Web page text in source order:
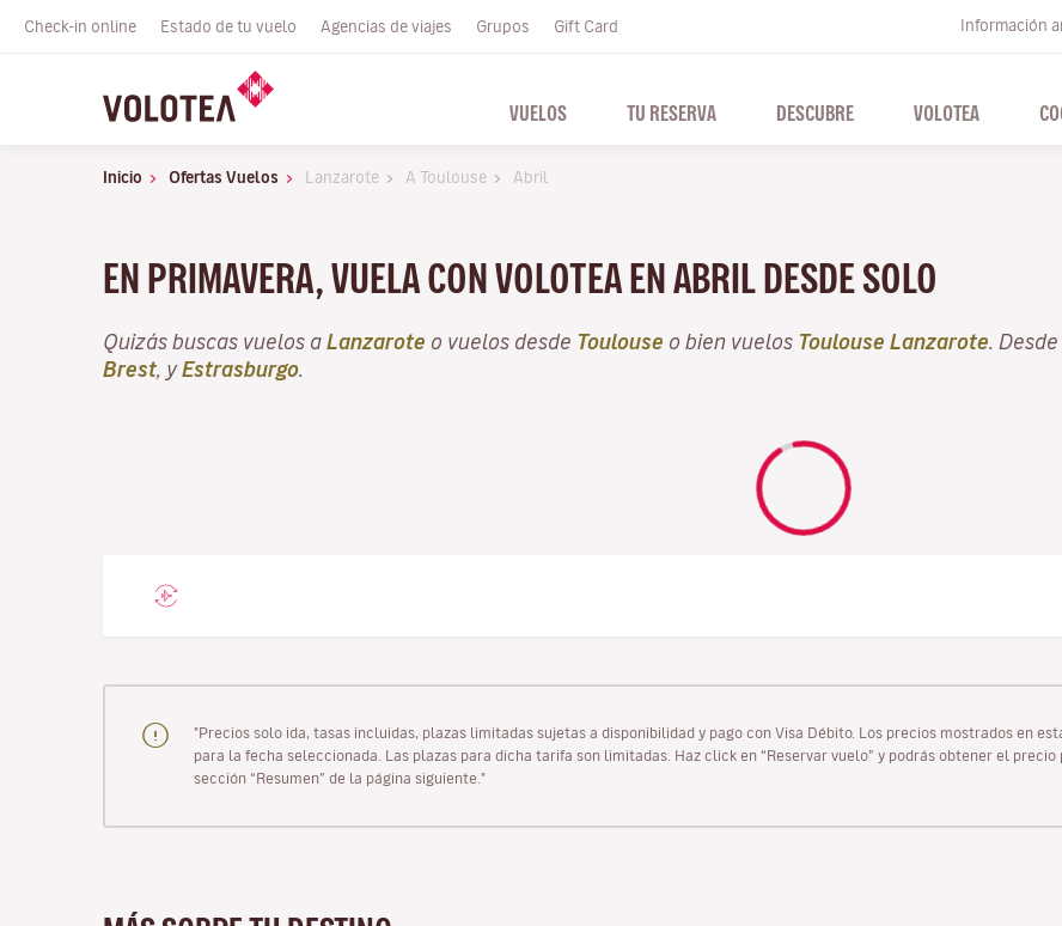
Check-in online Estado de tu vuelo Agencias de viajes Grupos Gift Card Información
VUELOS TU RESERVA DESCUBRE VOLOTEA
Inicio Ofertas Vuelos Lanzarote A Toulouse Abril
EN PRIMAVERA, VUELA CON VOLOTEA EN ABRIL DESDE SOLO
Quizás buscas vuelos a Lanzarote o vuelos desde Toulouse o bien vuelos Toulouse Lanzarote .
Brest , yEstrasburgo
"Precios solo ida, tasas incluidas, plazas limitadas sujetas a disponibilidad y pago con Visa Débito. Los precios mostrados en
para la fecha seleccionada. Las plazas para dicha tarifa son limitadas. Haz click en “Reservar vuelo” y podrás obtener el
sección “Resumen” de la página siguiente."